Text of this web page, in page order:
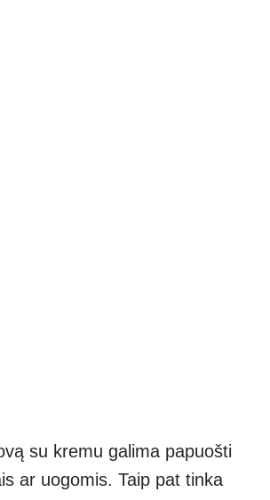
su kremu galima papuošti
ar uogomis. Taip pat tinka